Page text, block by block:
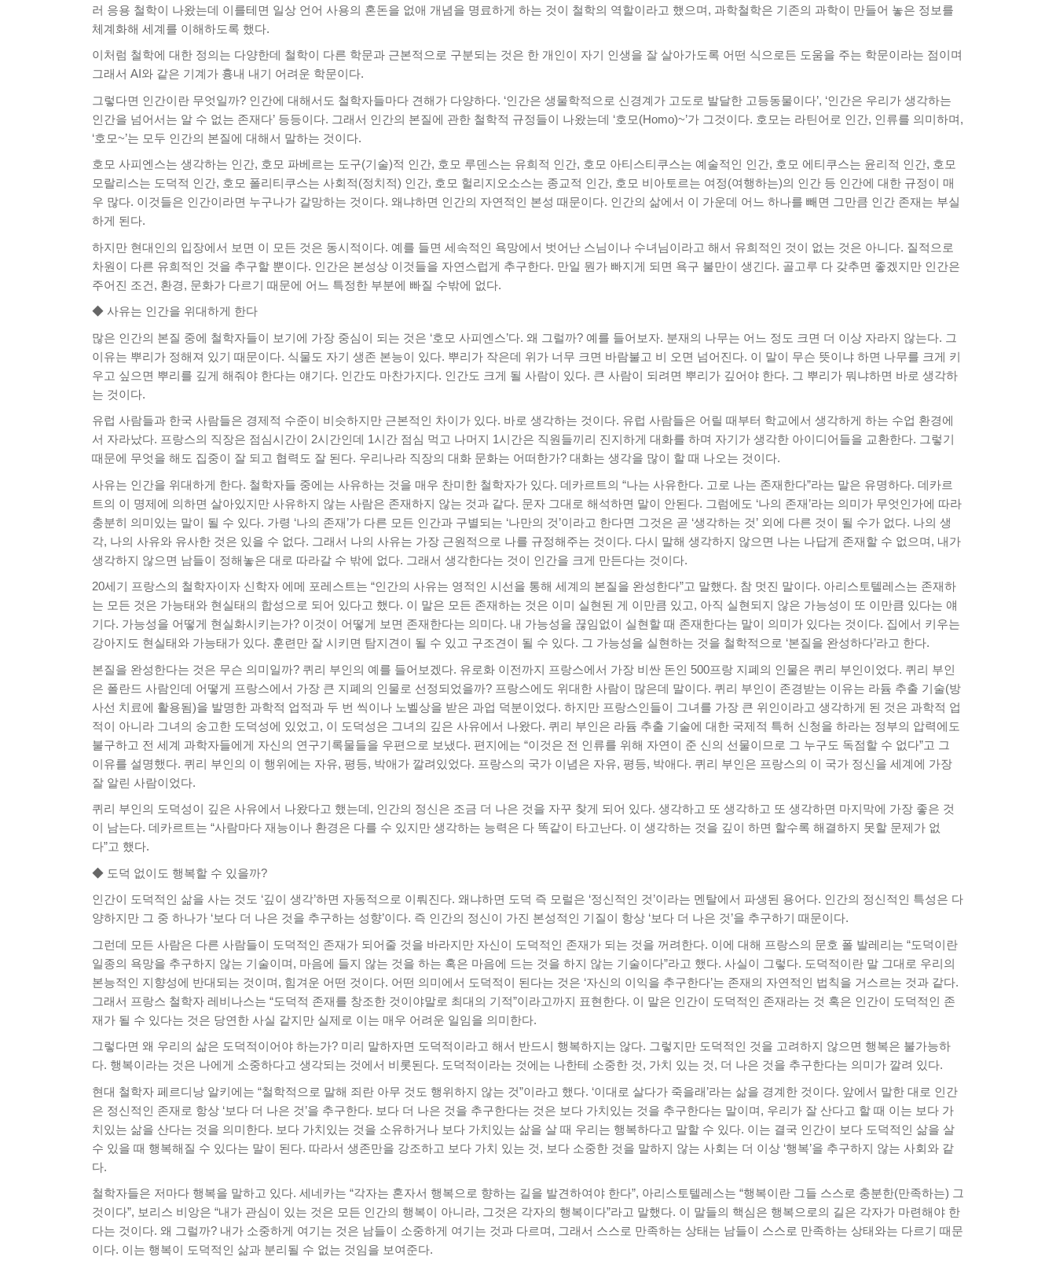
러 응용 철학이 나왔는데 이를테면 일상 언어 사용의 혼돈을 없애 개념을 명료하게 하는 것이 철학의 역할이라고 했으며, 과학철학은 기존의 과학이 만들어 놓은 정보를
체계화해 세계를 이해하도록 했다.
이처럼 철학에 대한 정의는 다양한데 철학이 다른 학문과 근본적으로 구분되는 것은 한 개인이 자기 인생을 잘 살아가도록 어떤 식으로든 도움을 주는 학문이라는 점이며
그래서 AI와 같은 기계가 흉내 내기 어려운 학문이다.
그렇다면 인간이란 무엇일까? 인간에 대해서도 철학자들마다 견해가 다양하다. ‘인간은 생물학적으로 신경계가 고도로 발달한 고등동물이다’, ‘인간은 우리가 생각하는
인간을 넘어서는 알 수 없는 존재다’ 등등이다. 그래서 인간의 본질에 관한 철학적 규정들이 나왔는데 ‘호모(Homo)~’가 그것이다. 호모는 라틴어로 인간, 인류를 의미하며,
‘호모~’는 모두 인간의 본질에 대해서 말하는 것이다.
호모 사피엔스는 생각하는 인간, 호모 파베르는 도구(기술)적 인간, 호모 루덴스는 유희적 인간, 호모 아티스티쿠스는 예술적인 인간, 호모 에티쿠스는 윤리적 인간, 호모
모랄리스는 도덕적 인간, 호모 폴리티쿠스는 사회적(정치적) 인간, 호모 헐리지오소스는 종교적 인간, 호모 비아토르는 여정(여행하는)의 인간 등 인간에 대한 규정이 매
우 많다. 이것들은 인간이라면 누구나가 갈망하는 것이다. 왜냐하면 인간의 자연적인 본성 때문이다. 인간의 삶에서 이 가운데 어느 하나를 빼면 그만큼 인간 존재는 부실
하게 된다.
하지만 현대인의 입장에서 보면 이 모든 것은 동시적이다. 예를 들면 세속적인 욕망에서 벗어난 스님이나 수녀님이라고 해서 유희적인 것이 없는 것은 아니다. 질적으로
차원이 다른 유희적인 것을 추구할 뿐이다. 인간은 본성상 이것들을 자연스럽게 추구한다. 만일 뭔가 빠지게 되면 욕구 불만이 생긴다. 골고루 다 갖추면 좋겠지만 인간은
주어진 조건, 환경, 문화가 다르기 때문에 어느 특정한 부분에 빠질 수밖에 없다.
◆ 사유는 인간을 위대하게 한다
많은 인간의 본질 중에 철학자들이 보기에 가장 중심이 되는 것은 ‘호모 사피엔스’다. 왜 그럴까? 예를 들어보자. 분재의 나무는 어느 정도 크면 더 이상 자라지 않는다. 그
이유는 뿌리가 정해져 있기 때문이다. 식물도 자기 생존 본능이 있다. 뿌리가 작은데 위가 너무 크면 바람불고 비 오면 넘어진다. 이 말이 무슨 뜻이냐 하면 나무를 크게 키
우고 싶으면 뿌리를 깊게 해줘야 한다는 얘기다. 인간도 마찬가지다. 인간도 크게 될 사람이 있다. 큰 사람이 되려면 뿌리가 깊어야 한다. 그 뿌리가 뭐냐하면 바로 생각하
는 것이다.
유럽 사람들과 한국 사람들은 경제적 수준이 비슷하지만 근본적인 차이가 있다. 바로 생각하는 것이다. 유럽 사람들은 어릴 때부터 학교에서 생각하게 하는 수업 환경에
서 자라났다. 프랑스의 직장은 점심시간이 2시간인데 1시간 점심 먹고 나머지 1시간은 직원들끼리 진지하게 대화를 하며 자기가 생각한 아이디어들을 교환한다. 그렇기
때문에 무엇을 해도 집중이 잘 되고 협력도 잘 된다. 우리나라 직장의 대화 문화는 어떠한가? 대화는 생각을 많이 할 때 나오는 것이다.
사유는 인간을 위대하게 한다. 철학자들 중에는 사유하는 것을 매우 찬미한 철학자가 있다. 데카르트의 “나는 사유한다. 고로 나는 존재한다”라는 말은 유명하다. 데카르
트의 이 명제에 의하면 살아있지만 사유하지 않는 사람은 존재하지 않는 것과 같다. 문자 그대로 해석하면 말이 안된다. 그럼에도 ‘나의 존재’라는 의미가 무엇인가에 따라
충분히 의미있는 말이 될 수 있다. 가령 ‘나의 존재’가 다른 모든 인간과 구별되는 ‘나만의 것’이라고 한다면 그것은 곧 ‘생각하는 것’ 외에 다른 것이 될 수가 없다. 나의 생
각, 나의 사유와 유사한 것은 있을 수 없다. 그래서 나의 사유는 가장 근원적으로 나를 규정해주는 것이다. 다시 말해 생각하지 않으면 나는 나답게 존재할 수 없으며, 내가
생각하지 않으면 남들이 정해놓은 대로 따라갈 수 밖에 없다. 그래서 생각한다는 것이 인간을 크게 만든다는 것이다.
20세기 프랑스의 철학자이자 신학자 에메 포레스트는 “인간의 사유는 영적인 시선을 통해 세계의 본질을 완성한다”고 말했다. 참 멋진 말이다. 아리스토텔레스는 존재하
는 모든 것은 가능태와 현실태의 합성으로 되어 있다고 했다. 이 말은 모든 존재하는 것은 이미 실현된 게 이만큼 있고, 아직 실현되지 않은 가능성이 또 이만큼 있다는 얘
기다. 가능성을 어떻게 현실화시키는가? 이것이 어떻게 보면 존재한다는 의미다. 내 가능성을 끊임없이 실현할 때 존재한다는 말이 의미가 있다는 것이다. 집에서 키우는
강아지도 현실태와 가능태가 있다. 훈련만 잘 시키면 탐지견이 될 수 있고 구조견이 될 수 있다. 그 가능성을 실현하는 것을 철학적으로 ‘본질을 완성하다’라고 한다.
본질을 완성한다는 것은 무슨 의미일까? 퀴리 부인의 예를 들어보겠다. 유로화 이전까지 프랑스에서 가장 비싼 돈인 500프랑 지폐의 인물은 퀴리 부인이었다. 퀴리 부인
은 폴란드 사람인데 어떻게 프랑스에서 가장 큰 지폐의 인물로 선정되었을까? 프랑스에도 위대한 사람이 많은데 말이다. 퀴리 부인이 존경받는 이유는 라듐 추출 기술(방
사선 치료에 활용됨)을 발명한 과학적 업적과 두 번 씩이나 노벨상을 받은 과업 덕분이었다. 하지만 프랑스인들이 그녀를 가장 큰 위인이라고 생각하게 된 것은 과학적 업
적이 아니라 그녀의 숭고한 도덕성에 있었고, 이 도덕성은 그녀의 깊은 사유에서 나왔다. 퀴리 부인은 라듐 추출 기술에 대한 국제적 특허 신청을 하라는 정부의 압력에도
불구하고 전 세계 과학자들에게 자신의 연구기록물들을 우편으로 보냈다. 편지에는 “이것은 전 인류를 위해 자연이 준 신의 선물이므로 그 누구도 독점할 수 없다”고 그
이유를 설명했다. 퀴리 부인의 이 행위에는 자유, 평등, 박애가 깔려있었다. 프랑스의 국가 이념은 자유, 평등, 박애다. 퀴리 부인은 프랑스의 이 국가 정신을 세계에 가장
잘 알린 사람이었다.
퀴리 부인의 도덕성이 깊은 사유에서 나왔다고 했는데, 인간의 정신은 조금 더 나은 것을 자꾸 찾게 되어 있다. 생각하고 또 생각하고 또 생각하면 마지막에 가장 좋은 것
이 남는다. 데카르트는 “사람마다 재능이나 환경은 다를 수 있지만 생각하는 능력은 다 똑같이 타고난다. 이 생각하는 것을 깊이 하면 할수록 해결하지 못할 문제가 없
다”고 했다.
◆ 도덕 없이도 행복할 수 있을까?
인간이 도덕적인 삶을 사는 것도 ‘깊이 생각’하면 자동적으로 이뤄진다. 왜냐하면 도덕 즉 모럴은 ‘정신적인 것’이라는 멘탈에서 파생된 용어다. 인간의 정신적인 특성은 다
양하지만 그 중 하나가 ‘보다 더 나은 것을 추구하는 성향’이다. 즉 인간의 정신이 가진 본성적인 기질이 항상 ‘보다 더 나은 것’을 추구하기 때문이다.
그런데 모든 사람은 다른 사람들이 도덕적인 존재가 되어줄 것을 바라지만 자신이 도덕적인 존재가 되는 것을 꺼려한다. 이에 대해 프랑스의 문호 폴 발레리는 “도덕이란
일종의 욕망을 추구하지 않는 기술이며, 마음에 들지 않는 것을 하는 혹은 마음에 드는 것을 하지 않는 기술이다”라고 했다. 사실이 그렇다. 도덕적이란 말 그대로 우리의
본능적인 지향성에 반대되는 것이며, 힘겨운 어떤 것이다. 어떤 의미에서 도덕적이 된다는 것은 ‘자신의 이익을 추구한다’는 존재의 자연적인 법칙을 거스르는 것과 같다.
그래서 프랑스 철학자 레비나스는 “도덕적 존재를 창조한 것이야말로 최대의 기적”이라고까지 표현한다. 이 말은 인간이 도덕적인 존재라는 것 혹은 인간이 도덕적인 존
재가 될 수 있다는 것은 당연한 사실 같지만 실제로 이는 매우 어려운 일임을 의미한다.
그렇다면 왜 우리의 삶은 도덕적이어야 하는가? 미리 말하자면 도덕적이라고 해서 반드시 행복하지는 않다. 그렇지만 도덕적인 것을 고려하지 않으면 행복은 불가능하
다. 행복이라는 것은 나에게 소중하다고 생각되는 것에서 비롯된다. 도덕적이라는 것에는 나한테 소중한 것, 가치 있는 것, 더 나은 것을 추구한다는 의미가 깔려 있다.
현대 철학자 페르디낭 알키에는 “철학적으로 말해 죄란 아무 것도 행위하지 않는 것”이라고 했다. ‘이대로 살다가 죽을래’라는 삶을 경계한 것이다. 앞에서 말한 대로 인간
은 정신적인 존재로 항상 ‘보다 더 나은 것’을 추구한다. 보다 더 나은 것을 추구한다는 것은 보다 가치있는 것을 추구한다는 말이며, 우리가 잘 산다고 할 때 이는 보다 가
치있는 삶을 산다는 것을 의미한다. 보다 가치있는 것을 소유하거나 보다 가치있는 삶을 살 때 우리는 행복하다고 말할 수 있다. 이는 결국 인간이 보다 도덕적인 삶을 살
수 있을 때 행복해질 수 있다는 말이 된다. 따라서 생존만을 강조하고 보다 가치 있는 것, 보다 소중한 것을 말하지 않는 사회는 더 이상 ‘행복’을 추구하지 않는 사회와 같
다.
철학자들은 저마다 행복을 말하고 있다. 세네카는 “각자는 혼자서 행복으로 향하는 길을 발견하여야 한다”, 아리스토텔레스는 “행복이란 그들 스스로 충분한(만족하는) 그
것이다”, 보리스 비앙은 “내가 관심이 있는 것은 모든 인간의 행복이 아니라, 그것은 각자의 행복이다”라고 말했다. 이 말들의 핵심은 행복으로의 길은 각자가 마련해야 한
다는 것이다. 왜 그럴까? 내가 소중하게 여기는 것은 남들이 소중하게 여기는 것과 다르며, 그래서 스스로 만족하는 상태는 남들이 스스로 만족하는 상태와는 다르기 때문
이다. 이는 행복이 도덕적인 삶과 분리될 수 없는 것임을 보여준다.